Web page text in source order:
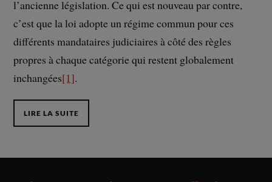
l’ancienne législation. Ce qui est nouveau par contre,
c’est que la loi adopte un régime commun pour ces
différents mandataires judiciaires à côté des règles
propres à chaque catégorie qui restent globalement
inchangées[1].
LIRE LA SUITE